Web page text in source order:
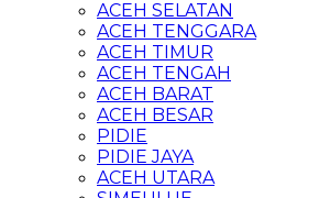
ACEH SELATAN
ACEH TENGGARA
ACEH TIMUR
ACEH TENGAH
ACEH BARAT
ACEH BESAR
PIDIE
PIDIE JAYA
ACEH UTARA